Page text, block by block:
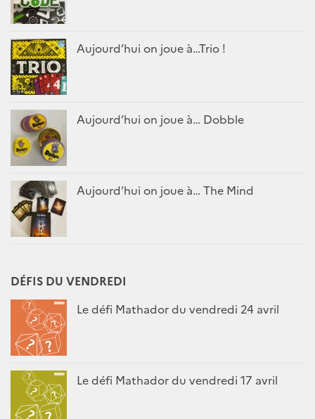
Aujourd’hui on joue à…Trio !
Aujourd’hui on joue à… Dobble
Aujourd’hui on joue à… The Mind
DÉFIS DU VENDREDI
Le défi Mathador du vendredi 24 avril
Le défi Mathador du vendredi 17 avril